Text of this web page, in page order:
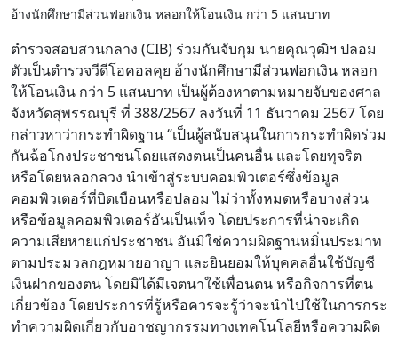
อ้างนักศึกษามีส่วนฟอกเงิน หลอกให้โอนเงิน กว่า 5 แสนบาท
ตำรวจสอบสวนกลาง (CIB) ร่วมกันจับกุม นายคุณวุฒิฯ ปลอม
ตัวเป็นตำรวจวีดีโอคอลคุย อ้างนักศึกษามีส่วนฟอกเงิน หลอก
ให้โอนเงิน กว่า 5 แสนบาท เป็นผู้ต้องหาตามหมายจับของศาล
จังหวัดสุพรรณบุรี ที่ 388/2567 ลงวันที่ 11 ธันวาคม 2567 โดย
กล่าวหาว่ากระทำผิดฐาน “เป็นผู้สนับสนุนในการกระทำผิดร่วม
กันฉ้อโกงประชาชนโดยแสดงตนเป็นคนอื่น และโดยทุจริต
หรือโดยหลอกลวง นำเข้าสู่ระบบคอมพิวเตอร์ซึ่งข้อมูล
คอมพิวเตอร์ที่บิดเบือนหรือปลอม ไม่ว่าทั้งหมดหรือบางส่วน
หรือข้อมูลคอมพิวเตอร์อันเป็นเท็จ โดยประการที่น่าจะเกิด
ความเสียหายแก่ประชาชน อันมิใช่ความผิดฐานหมิ่นประมาท
ตามประมวลกฎหมายอาญา และยินยอมให้บุคคลอื่นใช้บัญชี
เงินฝากของตน โดยมิได้มีเจตนาใช้เพื่อนตน หรือกิจการที่ตน
เกี่ยวข้อง โดยประการที่รู้หรือควรจะรู้ว่าจะนำไปใช้ในการกระ
ทำความผิดเกี่ยวกับอาชญากรรมทางเทคโนโลยีหรือความผิด